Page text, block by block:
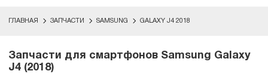
ГЛАВНАЯ ЗАПЧАСТИ SAMSUNG GALAXY J4 2018
Запчасти для смартфонов Samsung Galaxy
J4 (2018)